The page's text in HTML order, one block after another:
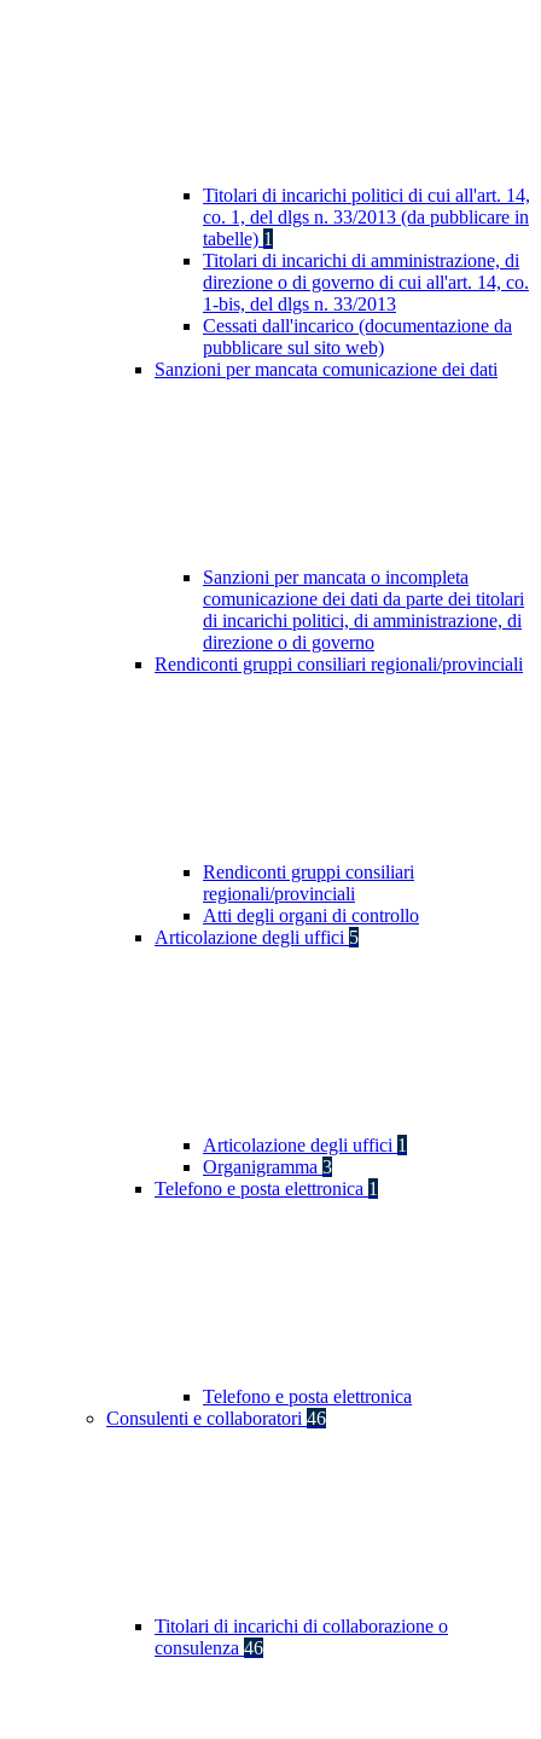
Titolari di incarichi politici di cui all'art. 14,
co. 1, del dlgs n. 33/2013 (da pubblicare in
tabelle) 1
Titolari di incarichi di amministrazione, di
direzione o di governo di cui all'art. 14, co.
1-bis, del dlgs n. 33/2013
Cessati dall'incarico (documentazione da
pubblicare sul sito web)
Sanzioni per mancata comunicazione dei dati
Sanzioni per mancata o incompleta
comunicazione dei dati da parte dei titolari
di incarichi politici, di amministrazione, di
direzione o di governo
Rendiconti gruppi consiliari regionali/provinciali
Rendiconti gruppi consiliari
regionali/provinciali
Atti degli organi di controllo
Articolazione degli uffici 5
Articolazione degli uffici 1
Organigramma 3
Telefono e posta elettronica 1
Telefono e posta elettronica
Consulenti e collaboratori 46
Titolari di incarichi di collaborazione o
consulenza 46